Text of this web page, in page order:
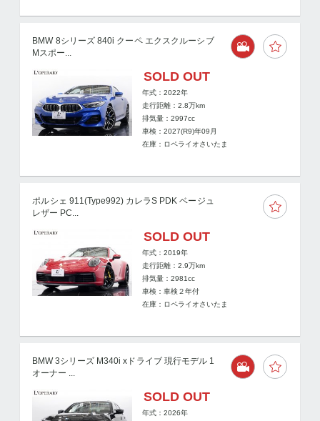
BMW 8シリーズ 840i クーペ エクスクルーシブ
Mスポー...
SOLD OUT
年式：2022年
走行距離：2.8万km
排気量：2997cc
車検：2027(R9)年09月
在庫：ロペライオさいたま
ポルシェ 911(Type992) カレラS PDK ベージュ
レザー PC...
SOLD OUT
年式：2019年
走行距離：2.9万km
排気量：2981cc
車検：車検２年付
在庫：ロペライオさいたま
BMW 3シリーズ M340i xドライブ 現行モデル 1
オーナー ...
SOLD OUT
年式：2026年